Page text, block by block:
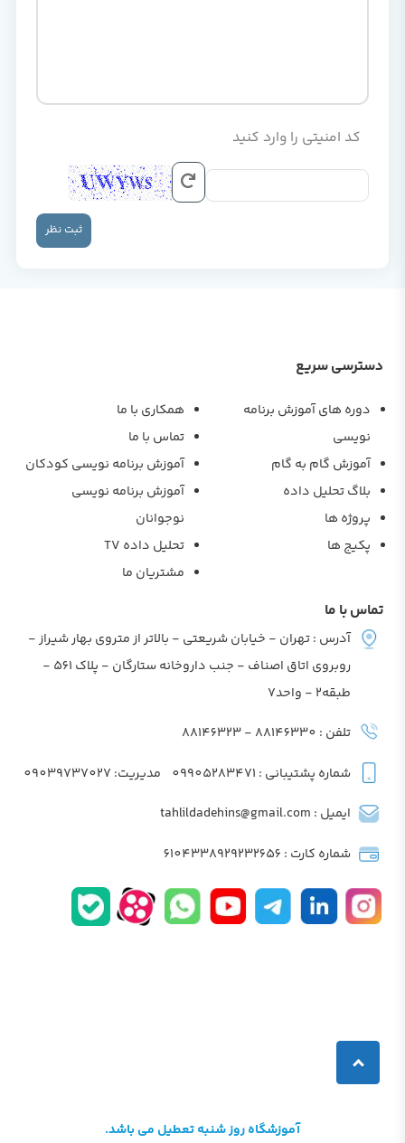
کد امنیتی را وارد کنید
ثبت نظر
دسترسی سریع
دوره های آموزش برنامه
نویسی
آموزش گام به گام
بلاگ تحلیل داده
پروژه ها
پکیج ها
همکاری با ما
تماس با ما
آموزش برنامه نویسی کودکان
آموزش برنامه نویسی
نوجوانان
تحلیل داده TV
مشتریان ما
تماس با ما
آدرس : تهران - خیابان شریعتی - بالاتر از متروی بهار شیراز -
روبروی اتاق اصناف - جنب داروخانه ستارگان - پلاک 561 -
طبقه2 - واحد7
تلفن : 88146330 - 88146323
شماره پشتیبانی : 09905283471 مدیریت: 09039737027
ایمیل : tahlildadehins@gmail.com
شماره کارت : 6104338929232656
آموزشگاه روز شنبه تعطیل می باشد.